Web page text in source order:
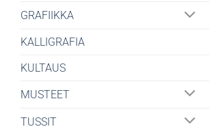
GRAFIIKKA
KALLIGRAFIA
KULTAUS
MUSTEET
TUSSIT